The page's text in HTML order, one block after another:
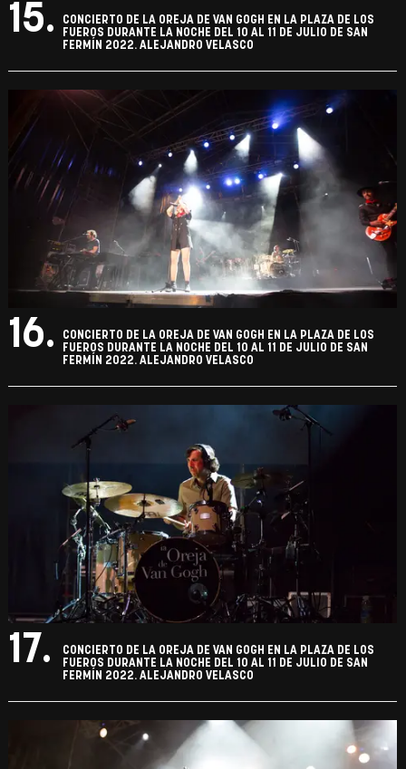
15.
CONCIERTO DE LA OREJA DE VAN GOGH EN LA PLAZA DE LOS
FUEROS DURANTE LA NOCHE DEL 10 AL 11 DE JULIO DE SAN
FERMÍN 2022. ALEJANDRO VELASCO
16.
CONCIERTO DE LA OREJA DE VAN GOGH EN LA PLAZA DE LOS
FUEROS DURANTE LA NOCHE DEL 10 AL 11 DE JULIO DE SAN
FERMÍN 2022. ALEJANDRO VELASCO
17.
CONCIERTO DE LA OREJA DE VAN GOGH EN LA PLAZA DE LOS
FUEROS DURANTE LA NOCHE DEL 10 AL 11 DE JULIO DE SAN
FERMÍN 2022. ALEJANDRO VELASCO